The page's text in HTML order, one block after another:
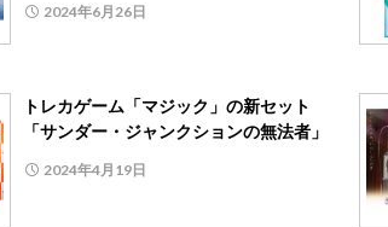
2024年6月26日
トレカゲーム「マジック」の新セット
「サンダー・ジャンクションの無法者」
2024年4月19日